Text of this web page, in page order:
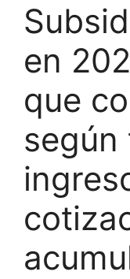
en
que
según